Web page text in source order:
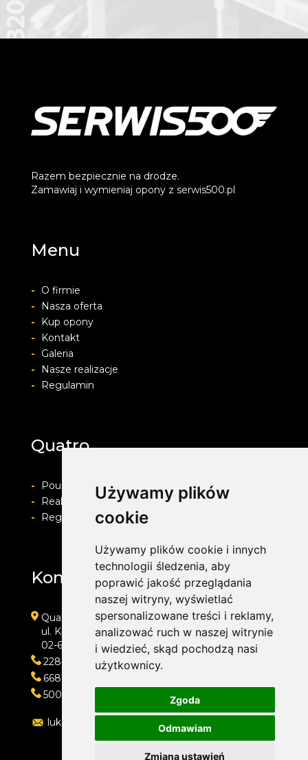
Używamy plików
cookie
Używamy plików cookie i innych
technologii śledzenia, aby
poprawić jakość przeglądania
naszej witryny, wyświetlać
spersonalizowane treści i reklamy,
analizować ruch w naszej witrynie
i wiedzieć, skąd pochodzą nasi
użytkownicy.
Zgoda
Odmawiam
Zmiana ustawień
Razem bezpiecznie na drodze.
Zamawiaj i wymieniaj opony z serwis500.pl
Menu
-
O firmie
-
Nasza oferta
-
Kup opony
-
Kontakt
-
Galeria
-
Nasze realizacje
-
Regulamin
Quatro
-
Pouczenie o prawie do odstapienia od umowy
-
Realizacja zamówienia i formy płatności
-
Regulamin i Polityka prywatności
Kontakt
Quatro
ul. Kłobucka 11
02-699 Warszawa
228473013
668118666
500202421
lukasz@quatro.warszawa.pl